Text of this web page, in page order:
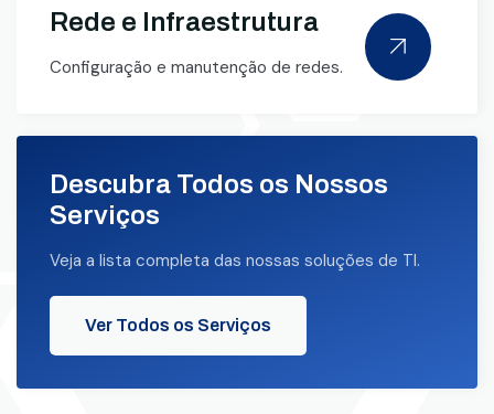
Rede e Infraestrutura
Configuração e manutenção de redes.
Descubra Todos os Nossos
Serviços
Veja a lista completa das nossas soluções de TI.
Ver Todos os Serviços